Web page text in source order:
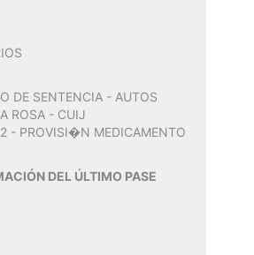
DE SENTENCIA - AUTOS
ROSA - CUIJ
- PROVISI�N MEDICAMENTO
DEL ÚLTIMO PASE